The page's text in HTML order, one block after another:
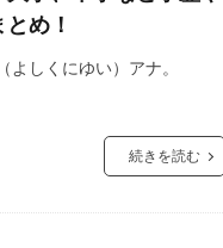
め！
（よしくにゆい）アナ。
続きを読む